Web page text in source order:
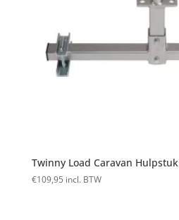
Twinny Load Caravan
€109,95 incl. BTW